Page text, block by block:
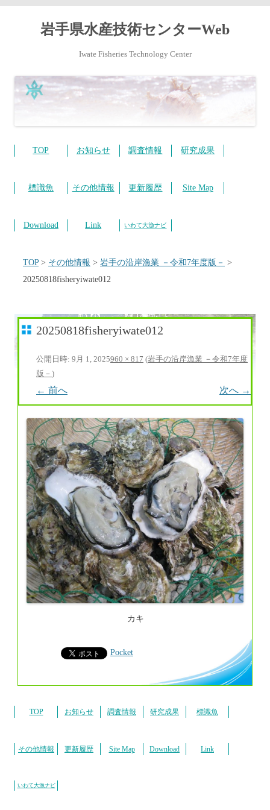
岩手県水産技術センターWeb
Iwate Fisheries Technology Center
テ
ン
ス
キ
TOP お知らせ 調査情報 研究成果
標識魚 その他情報 更新履歴 Site Map
Download Link いわて大漁ナビ
TOP> その他情報 > 岩手の沿岸漁業 －令和7年度版－ >
20250818fisheryiwate012
20250818fisheryiwate012
公開日時: 9月 1, 2025960 × 817 (岩手の沿岸漁業 －令和7年度
版－ )
← 前へ 次へ →
カキ
Pocket
TOP お知らせ 調査情報 研究成果 標識魚
その他情報 更新履歴 Site Map Download Link
いわて大漁ナビ